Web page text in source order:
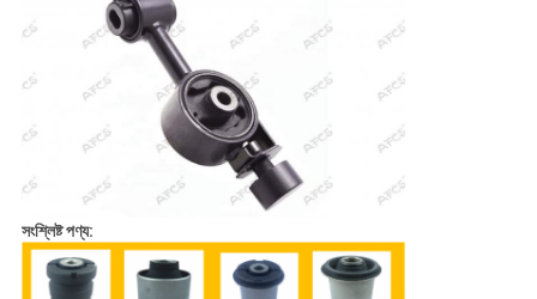
সংশ্লিষ্ট পণ্য: